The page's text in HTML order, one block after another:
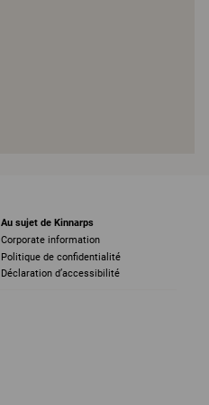
Au sujet de Kinnarps
Corporate information
Politique de confidentialité
Déclaration d’accessibilité